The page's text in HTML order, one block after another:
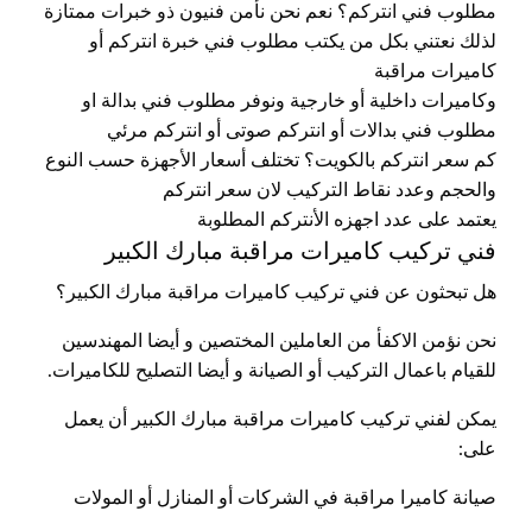
مطلوب فني انتركم؟ نعم نحن نأمن فنيون ذو خبرات ممتازة
لذلك نعتني بكل من يكتب مطلوب فني خبرة انتركم أو
كاميرات مراقبة
وكاميرات داخلية أو خارجية ونوفر مطلوب فني بدالة او
مطلوب فني بدالات أو انتركم صوتى أو انتركم مرئي
كم سعر انتركم بالكويت؟ تختلف أسعار الأجهزة حسب النوع
والحجم وعدد نقاط التركيب لان سعر انتركم
يعتمد على عدد اجهزه الأنتركم المطلوبة
فني تركيب كاميرات مراقبة مبارك الكبير
هل تبحثون عن فني تركيب كاميرات مراقبة مبارك الكبير؟
نحن نؤمن الاكفأ من العاملين المختصين و أيضا المهندسين
للقيام باعمال التركيب أو الصيانة و أيضا التصليح للكاميرات.
يمكن لفني تركيب كاميرات مراقبة مبارك الكبير أن يعمل
على:
صيانة كاميرا مراقبة في الشركات أو المنازل أو المولات